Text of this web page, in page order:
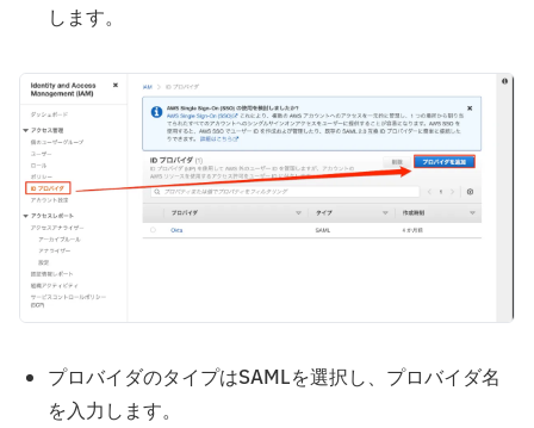
します。
プロバイダのタイプはSAMLを選択し、プロバイダ名
を入力します。